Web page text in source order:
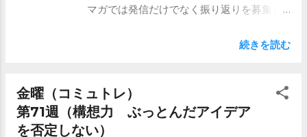
マガでは発信だけでなく振り返りを募集し
がります。 子供は急には育ちません。 毎日
継続していくことが大事と思います。 土日
に振り返っていただき、次の水曜日にその
続きを読む
金曜（コミュトレ）
第71週（構想力 ぶっとんだアイデア
を否定しない）